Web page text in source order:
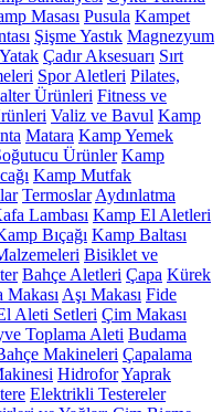
Masası Pusula Kampet
Şişme Yastık Magnezyum
Çadır Aksesuarı Sırt
Spor Aletleri Pilates,
Ürünleri Fitness ve
Valiz ve Bavul Kamp
Matara Kamp Yemek
Ürünler Kamp
Kamp Mutfak
Termoslar Aydınlatma
Lambası Kamp El Aletleri
Bıçağı Kamp Baltası
Bisiklet ve
Bahçe Aletleri Çapa Kürek
Makası Aşı Makası Fide
Aleti Setleri Çim Makası
Toplama Aleti Budama
Makineleri Çapalama
HidroforYaprak
Elektrikli Testereler